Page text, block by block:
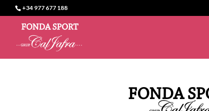
+34 977 677 188